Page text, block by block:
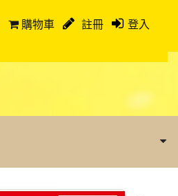
購物車 註冊 登入